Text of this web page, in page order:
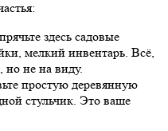
здесь садовые
мелкий инвентарь. Всё,
но не на виду.
простую деревянную
стульчик. Это ваше